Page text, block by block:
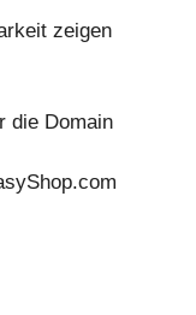
zeigen
die Domain